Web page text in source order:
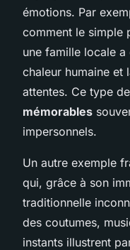
émotions. Par
comment le simple
une famille locale
chaleur humaine et
attentes. Ce type
mémorables
impersonnels.
Un autre exemple
qui, grâce à son
traditionnelle
des coutumes,
instants illustrent